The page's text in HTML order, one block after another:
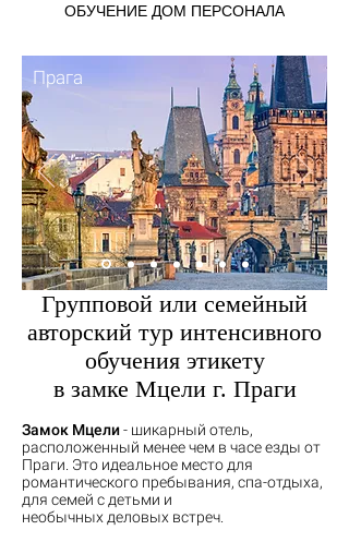
ОБУЧЕНИЕ ДОМ ПЕРСОНАЛА
Прага
​Групповой или семейный
авторский тур интенсивного
обучения этикету
в замке Мцели г. Праги
Замок Мцели- шикарный отель,
расположенный менее чем в часе езды от
Праги. Это идеальное место для
романтического пребывания, спа-отдыха,
для семей с детьми и
необычных деловых встреч.